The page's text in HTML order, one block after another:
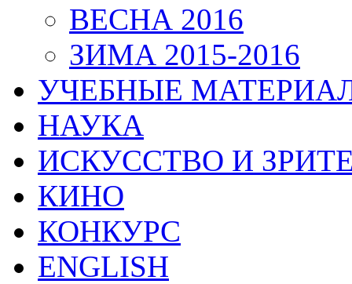
ВЕСНА 2016
ЗИМА 2015-2016
УЧЕБНЫЕ
НАУКА
ИСКУССТВО И
КИНО
КОНКУРС
ENGLISH